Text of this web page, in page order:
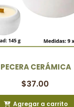
PECERA CERÁMICA
$37.00
Agregar a carrito